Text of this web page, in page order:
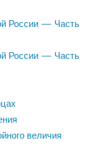
России — Часть
России — Часть
величия